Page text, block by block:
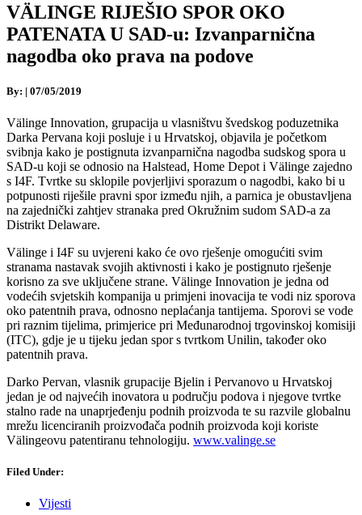
VÄLINGE RIJEŠIO SPOR OKO
PATENATA U SAD-u: Izvanparnična
nagodba oko prava na podove
By: | 07/05/2019
Välinge Innovation, grupacija u vlasništvu švedskog poduzetnika
Darka Pervana koji posluje i u Hrvatskoj, objavila je početkom
svibnja kako je postignuta izvanparnična nagodba sudskog spora u
SAD-u koji se odnosio na Halstead, Home Depot i Välinge zajedno
s I4F. Tvrtke su sklopile povjerljivi sporazum o nagodbi, kako bi u
potpunosti riješile pravni spor između njih, a parnica je obustavljena
na zajednički zahtjev stranaka pred Okružnim sudom SAD-a za
Distrikt Delaware.
Välinge i I4F su uvjereni kako će ovo rješenje omogućiti svim
stranama nastavak svojih aktivnosti i kako je postignuto rješenje
korisno za sve uključene strane. Välinge Innovation je jedna od
vodećih svjetskih kompanija u primjeni inovacija te vodi niz sporova
oko patentnih prava, odnosno neplaćanja tantijema. Sporovi se vode
pri raznim tijelima, primjerice pri Međunarodnoj trgovinskoj komisiji
(ITC), gdje je u tijeku jedan spor s tvrtkom Unilin, također oko
patentnih prava.
Darko Pervan, vlasnik grupacije Bjelin i Pervanovo u Hrvatskoj
jedan je od najvećih inovatora u području podova i njegove tvrtke
stalno rade na unaprjeđenju podnih proizvoda te su razvile globalnu
mrežu licenciranih proizvođača podnih proizvoda koji koriste
Välingeovu patentiranu tehnologiju. www.valinge.se
Filed Under:
Vijesti